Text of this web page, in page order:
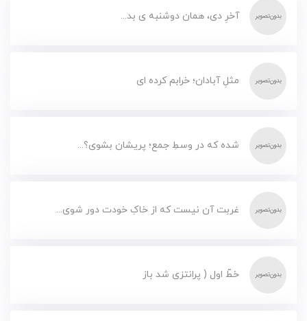
آخرِ دی، همان دوشنبه ی بد...
مثلِ آبادان؛ خرابم کرده ای
شده که در وسطِ جمع؛ پریشان بشوی؟...
غربت آن نیست که از خاکِ خودت دور شوی...
خطّ اول ( پرانتزی شد باز